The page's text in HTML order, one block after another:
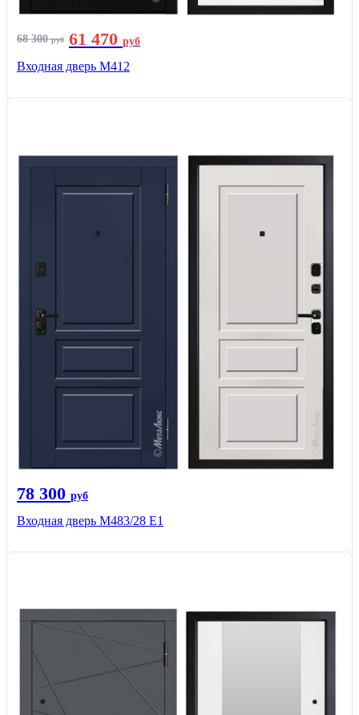
68 300руб 61 470 руб
Входная дверь М412
78 300 руб
Входная дверь М483/28 Е1